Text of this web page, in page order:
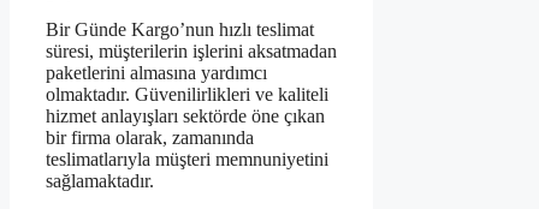
Bir Günde Kargo’nun hızlı teslimat
süresi, müşterilerin işlerini aksatmadan
paketlerini almasına yardımcı
olmaktadır. Güvenilirlikleri ve kaliteli
hizmet anlayışları sektörde öne çıkan
bir firma olarak, zamanında
teslimatlarıyla müşteri memnuniyetini
sağlamaktadır.